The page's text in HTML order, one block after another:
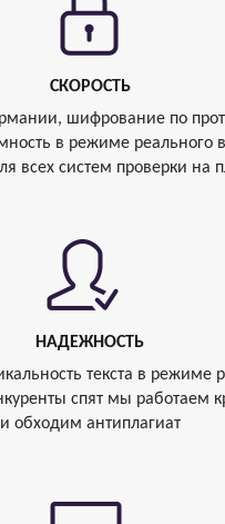
СКОРОСТЬ
шифрование по
в режиме реального
всех систем проверки на
НАДЕЖНОСТЬ
текста в режиме
спят мы работаем
и обходим антиплагиат